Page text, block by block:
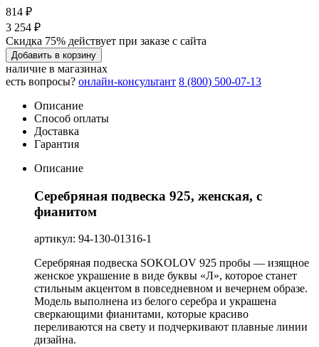
814 ₽
3 254 ₽
Скидка 75% действует при заказе с сайта
Добавить в корзину
наличие в магазинах
есть вопросы? онлайн-консультант 8 (800) 500-07-13
Описание
Способ оплаты
Доставка
Гарантия
Описание
Серебряная подвеска 925, женская, с
фианитом
артикул: 94-130-01316-1
Серебряная подвеска SOKOLOV 925 пробы — изящное
женское украшение в виде буквы «Л», которое станет
стильным акцентом в повседневном и вечернем образе.
Модель выполнена из белого серебра и украшена
сверкающими фианитами, которые красиво
переливаются на свету и подчеркивают плавные линии
дизайна.